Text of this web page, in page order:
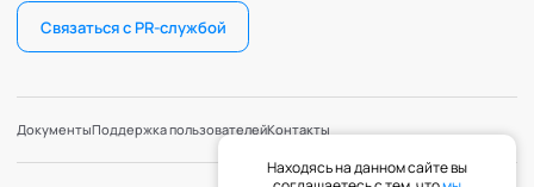
Связаться с PR-службой
ДокументыПоддержка пользователейКонтакты
Находясь на данном сайте вы